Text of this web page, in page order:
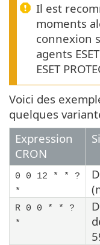
Il est
moments
connexion
agents
ESET
Voici des
quelques
Expression
CRON
0 0 12 * * ?
*
R 0 0 * * ?
*